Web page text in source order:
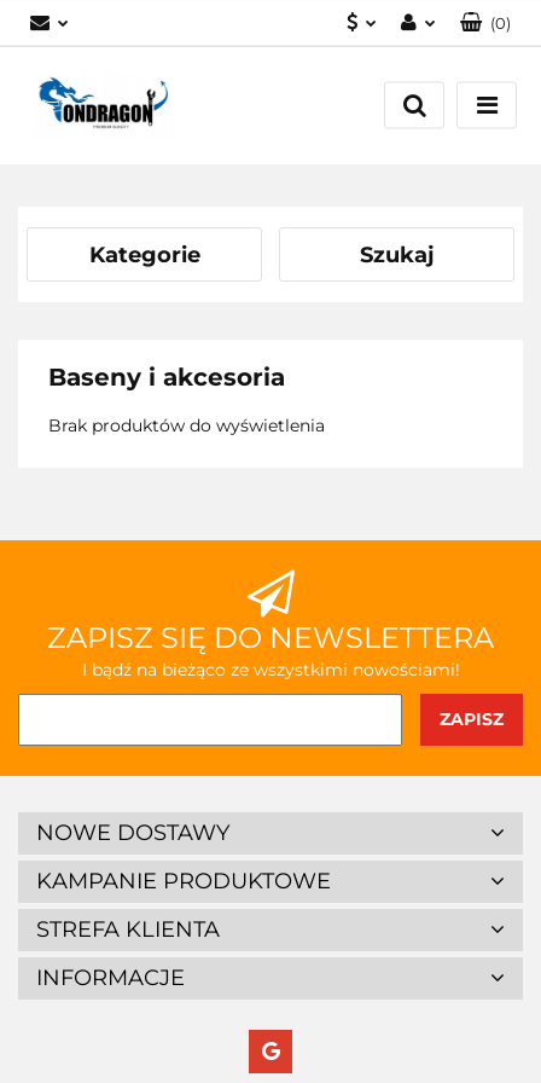
Zaloguj się
Załóż konto
(0)
Kategorie Szukaj
Baseny i akcesoria
Brak produktów do wyświetlenia
ZAPISZ SIĘ DO NEWSLETTERA
I bądź na bieżąco ze wszystkimi nowościami!
NOWE DOSTAWY
KAMPANIE PRODUKTOWE
STREFA KLIENTA
INFORMACJE